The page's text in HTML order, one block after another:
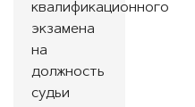
квалификационного
экзамена
на
должность
судьи